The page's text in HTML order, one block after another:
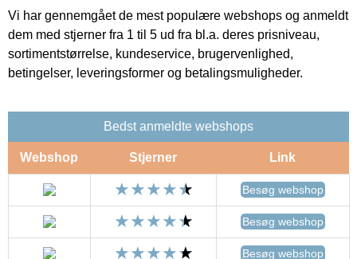
Vi har gennemgået de mest populære webshops og anmeldt
dem med stjerner fra 1 til 5 ud fra bl.a. deres prisniveau,
sortimentstørrelse, kundeservice, brugervenlighed,
betingelser, leveringsformer og betalingsmuligheder.
Bedst anmeldte webshops
Webshop Stjerner Link
Besøg webshop
Besøg webshop
Besøg webshop